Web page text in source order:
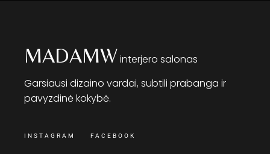
MADAMWinterjero salonas
Garsiausi dizaino vardai, subtili prabanga ir
pavyzdinė kokybė.
INSTAGRAM FACEBOOK